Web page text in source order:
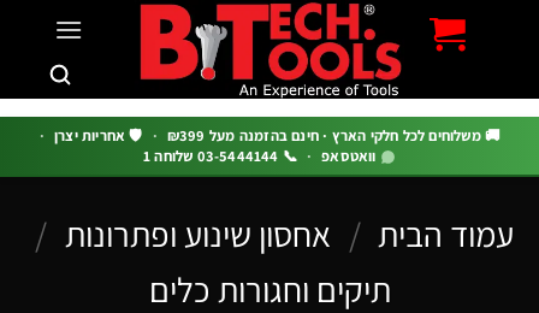
משלוחים לכל חלקי הארץ · חינם בהזמנה מעל ₪399 · 🛡️ אחריות יצרן ·
וואטסאפ · 📞 03-5444144 שלוחה 1
הבית / אחסון שינוע ופתרונות /
תיקים וחגורות כלים